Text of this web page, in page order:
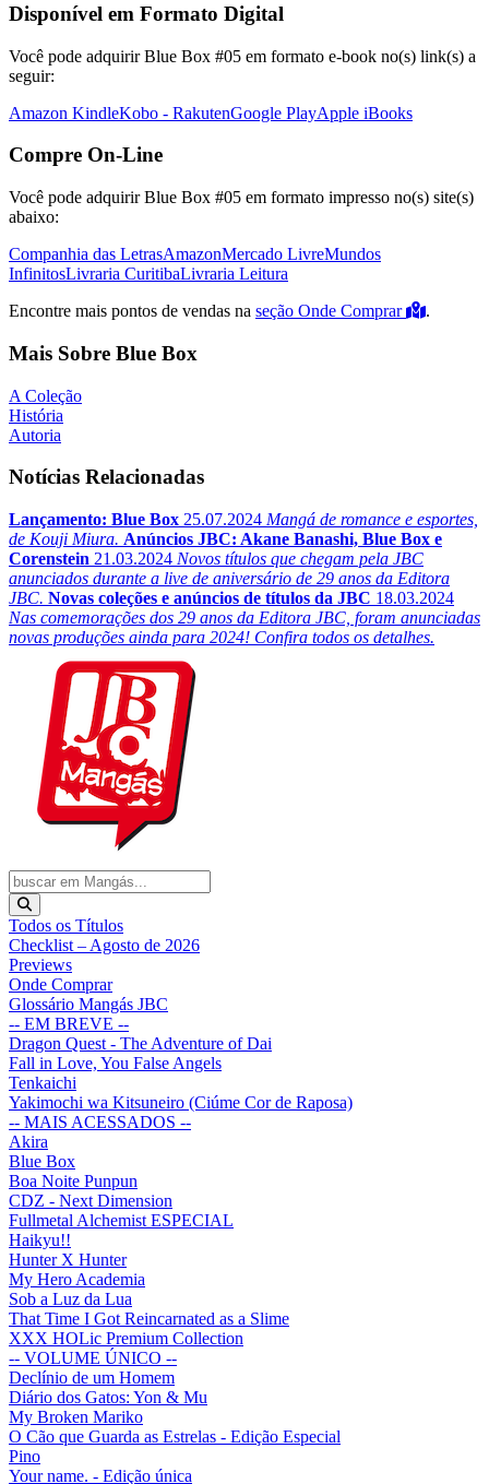
Disponível em Formato Digital
Você pode adquirir Blue Box #05 em formato e-book no(s) link(s) a
seguir:
Amazon KindleKobo - RakutenGoogle PlayApple iBooks
Compre On-Line
Você pode adquirir Blue Box #05 em formato impresso no(s) site(s)
abaixo:
Companhia das LetrasAmazonMercado LivreMundos
InfinitosLivraria CuritibaLivraria Leitura
Encontre mais pontos de vendas na seção Onde Comprar .
Mais Sobre Blue Box
A Coleção
História
Autoria
Notícias Relacionadas
Lançamento: Blue Box 25.07.2024 Mangá de romance e esportes,
de Kouji Miura. Anúncios JBC: Akane Banashi, Blue Box e
Corenstein 21.03.2024 Novos títulos que chegam pela JBC
anunciados durante a live de aniversário de 29 anos da Editora
JBC. Novas coleções e anúncios de títulos da JBC 18.03.2024
Nas comemorações dos 29 anos da Editora JBC, foram anunciadas
novas produções ainda para 2024! Confira todos os detalhes.
Todos os Títulos
Checklist – Agosto de 2026
Previews
Onde Comprar
Glossário Mangás JBC
-- EM BREVE --
Dragon Quest - The Adventure of Dai
Fall in Love, You False Angels
Tenkaichi
Yakimochi wa Kitsuneiro (Ciúme Cor de Raposa)
-- MAIS ACESSADOS --
Akira
Blue Box
Boa Noite Punpun
CDZ - Next Dimension
Fullmetal Alchemist ESPECIAL
Haikyu!!
Hunter X Hunter
My Hero Academia
Sob a Luz da Lua
That Time I Got Reincarnated as a Slime
XXX HOLic Premium Collection
-- VOLUME ÚNICO --
Declínio de um Homem
Diário dos Gatos: Yon & Mu
My Broken Mariko
O Cão que Guarda as Estrelas - Edição Especial
Pino
Your name. - Edição única